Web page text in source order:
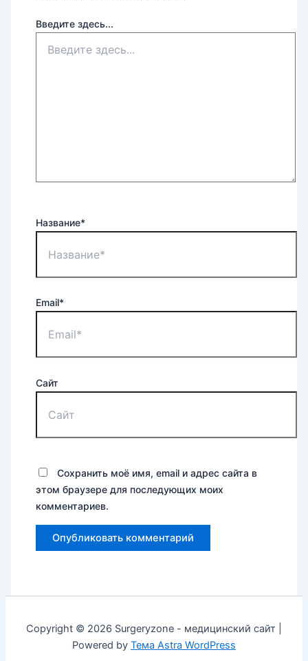
Введите здесь...
Название*
Email*
Сайт
Сохранить моё имя, email и адрес сайта в
этом браузере для последующих моих
комментариев.
Copyright © 2026 Surgeryzone - медицинский сайт |
Powered by Тема Astra WordPress